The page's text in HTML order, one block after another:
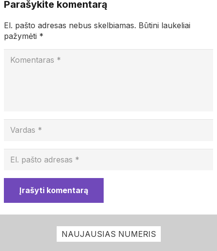
Parašykite komentarą
El. pašto adresas nebus skelbiamas. Būtini laukeliai
pažymėti *
Įrašyti komentarą
NAUJAUSIAS NUMERIS